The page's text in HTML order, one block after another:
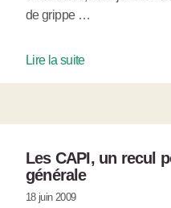
de grippe …
Lire la suite
Les CAPI, un recul
générale
18 juin 2009